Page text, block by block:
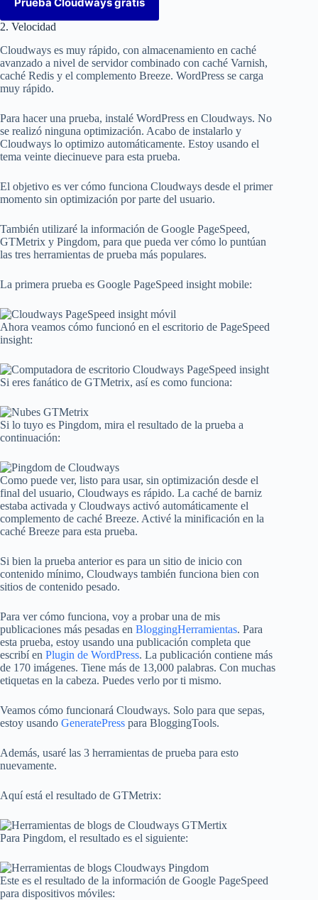
2. Velocidad
Cloudways es muy rápido, con almacenamiento en caché
avanzado a nivel de servidor combinado con caché Varnish,
caché Redis y el complemento Breeze. WordPress se carga
muy rápido.
Para hacer una prueba, instalé WordPress en Cloudways. No
se realizó ninguna optimización. Acabo de instalarlo y
Cloudways lo optimizo automáticamente. Estoy usando el
tema veinte diecinueve para esta prueba.
El objetivo es ver cómo funciona Cloudways desde el primer
momento sin optimización por parte del usuario.
También utilizaré la información de Google PageSpeed,
GTMetrix y Pingdom, para que pueda ver cómo lo puntúan
las tres herramientas de prueba más populares.
La primera prueba es Google PageSpeed ​​insight mobile:
Ahora veamos cómo funcionó en el escritorio de PageSpeed ​​
insight:
Si eres fanático de GTMetrix, así es como funciona:
Si lo tuyo es Pingdom, mira el resultado de la prueba a
continuación:
Como puede ver, listo para usar, sin optimización desde el
final del usuario, Cloudways es rápido. La caché de barniz
estaba activada y Cloudways activó automáticamente el
complemento de caché Breeze. Activé la minificación en la
caché Breeze para esta prueba.
Si bien la prueba anterior es para un sitio de inicio con
contenido mínimo, Cloudways también funciona bien con
sitios de contenido pesado.
Para ver cómo funciona, voy a probar una de mis
publicaciones más pesadas en BloggingHerramientas. Para
esta prueba, estoy usando una publicación completa que
escribí en Plugin de WordPress. La publicación contiene más
de 170 imágenes. Tiene más de 13,000 palabras. Con muchas
etiquetas en la cabeza. Puedes verlo por ti mismo.
Veamos cómo funcionará Cloudways. Solo para que sepas,
estoy usando GeneratePress para BloggingTools.
Además, usaré las 3 herramientas de prueba para esto
nuevamente.
Aquí está el resultado de GTMetrix:
Para Pingdom, el resultado es el siguiente:
Este es el resultado de la información de Google PageSpeed ​​
para dispositivos móviles: